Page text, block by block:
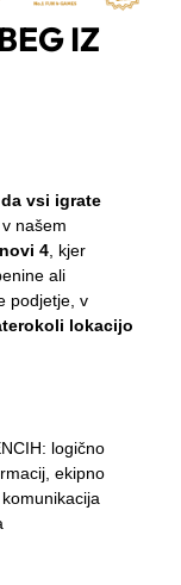
IZ
vsi igrate
našem
4, kjer
ali
podjetje, v
lokacijo
logično
ekipno